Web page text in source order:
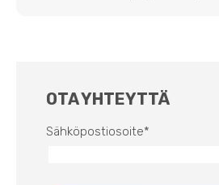
OTA YHTEYTTÄ
Sähköpostiosoite*